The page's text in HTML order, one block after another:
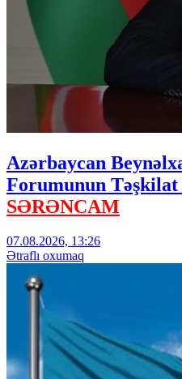
Azərbaycan
Forumunun Təşkilat
SƏRƏNCAM
07.08.2026, 13:26
Ətraflı oxumaq